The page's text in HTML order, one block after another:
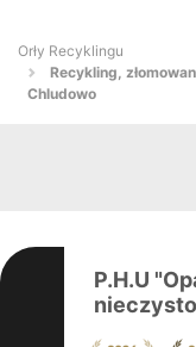
Orły Recyklingu
Recykling,
Chludowo
P.H.U